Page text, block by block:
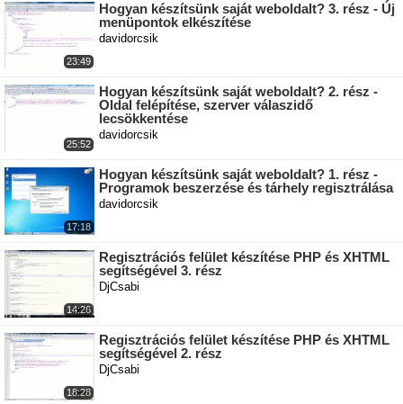
23:49
Hogyan készítsünk saját weboldalt? 3. rész - Új
menüpontok elkészítése
davidorcsik
25:52
Hogyan készítsünk saját weboldalt? 2. rész -
Oldal felépítése, szerver válaszidő
lecsökkentése
davidorcsik
17:18
Hogyan készítsünk saját weboldalt? 1. rész -
Programok beszerzése és tárhely regisztrálása
davidorcsik
14:26
Regisztrációs felület készítése PHP és XHTML
segítségével 3. rész
DjCsabi
18:28
Regisztrációs felület készítése PHP és XHTML
segítségével 2. rész
DjCsabi